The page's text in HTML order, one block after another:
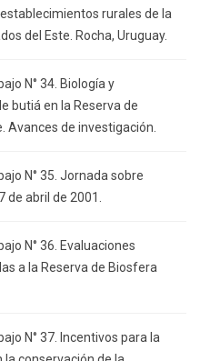
rurales de la
del Este. Rocha, Uruguay.
N° 34. Biología y
butiá en la Reserva de
Avances de investigación.
N° 35. Jornada sobre
de abril de 2001.
N° 36. Evaluaciones
a la Reserva de Biosfera
N° 37. Incentivos para la